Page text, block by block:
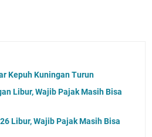
Kepuh Kuningan Turun
Libur, Wajib Pajak Masih Bisa
Libur, Wajib Pajak Masih Bisa